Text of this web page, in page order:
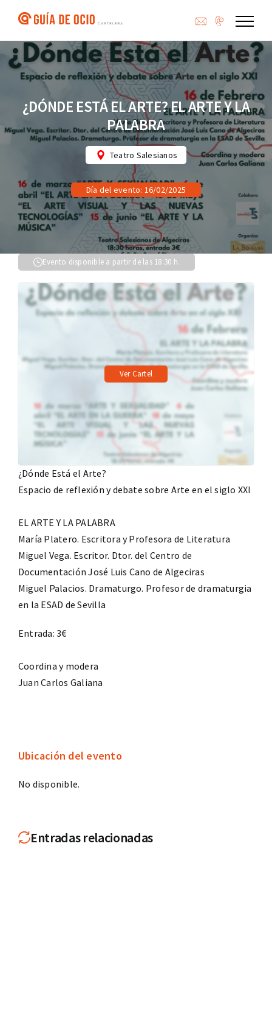
contenido
¿DÓNDE ESTÁ EL ARTE? EL ARTE Y LA
PALABRA
Teatro Salesianos
Día del evento: 16/02/2025
Evento disponible a partir de las 18:30 h.
¿Dónde Está el Arte?
Espacio de reflexión y debate sobre Arte en el siglo XXI
EL ARTE Y LA PALABRA
María Platero. Escritora y Profesora de Literatura
Miguel Vega. Escritor. Dtor. del Centro de
Documentación José Luis Cano de Algeciras
Miguel Palacios. Dramaturgo. Profesor de dramaturgia
en la ESAD de Sevilla
Entrada: 3€
Coordina y modera
Juan Carlos Galiana
Ver Cartel
Ubicación del evento
No disponible.
Entradas relacionadas